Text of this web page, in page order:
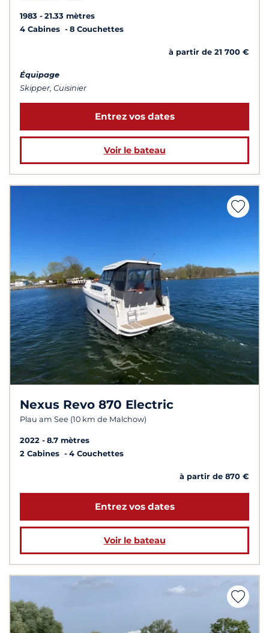
1983
21.33 mètres
4 Cabines
8 Couchettes
à partir de 21 700 €
Équipage
Skipper, Cuisinier
Entrez vos dates
Voir le bateau
Nexus Revo 870 Electric
Plau am See (10 km de Malchow)
2022
8.7 mètres
2 Cabines
4 Couchettes
à partir de 870 €
Entrez vos dates
Voir le bateau